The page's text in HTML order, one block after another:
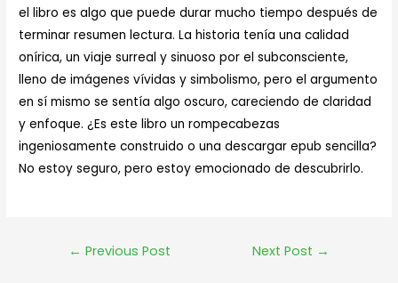
el libro es algo que puede durar mucho tiempo después de
terminar resumen lectura. La historia tenía una calidad
onírica, un viaje surreal y sinuoso por el subconsciente,
lleno de imágenes vívidas y simbolismo, pero el argumento
en sí mismo se sentía algo oscuro, careciendo de claridad
y enfoque. ¿Es este libro un rompecabezas
ingeniosamente construido o una descargar epub sencilla?
No estoy seguro, pero estoy emocionado de descubrirlo.
← Previous Post Next Post →